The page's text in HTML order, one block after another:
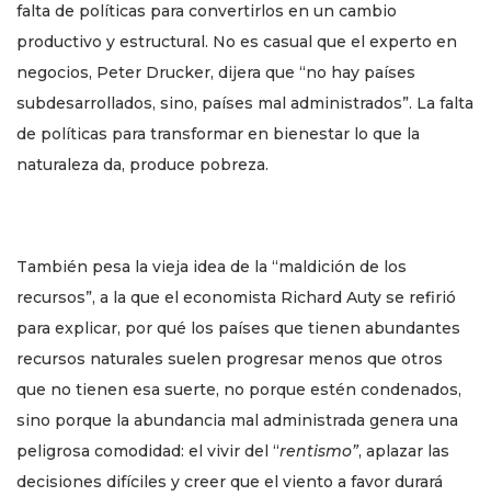
falta de políticas para convertirlos en un cambio
productivo y estructural. No es casual que el experto en
negocios, Peter Drucker, dijera que “no hay países
subdesarrollados, sino, países mal administrados”. La falta
de políticas para transformar en bienestar lo que la
naturaleza da, produce pobreza.
También pesa la vieja idea de la “maldición de los
recursos”, a la que el economista Richard Auty se refirió
para explicar, por qué los países que tienen abundantes
recursos naturales suelen progresar menos que otros
que no tienen esa suerte, no porque estén condenados,
sino porque la abundancia mal administrada genera una
peligrosa comodidad: el vivir del “rentismo”, aplazar las
decisiones difíciles y creer que el viento a favor durará